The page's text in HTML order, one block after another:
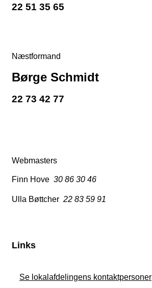
22 51 35 65
Næstformand
Børge Schmidt
22 73 42 77
Webmasters
Finn Hove 30 86 30 46
Ulla Bøttcher 22 83 59 91
Links
Se lokalafdelingens kontaktpersoner